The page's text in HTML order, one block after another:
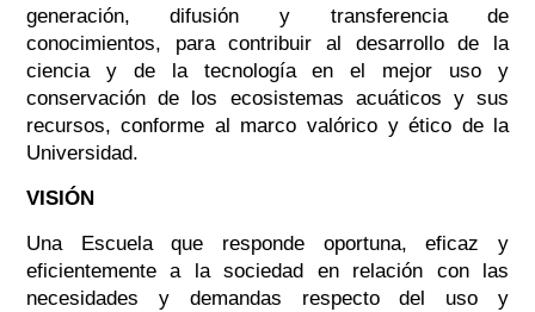
generación, difusión y transferencia de
conocimientos, para contribuir al desarrollo de la
ciencia y de la tecnología en el mejor uso y
conservación de los ecosistemas acuáticos y sus
recursos, conforme al marco valórico y ético de la
Universidad.
VISIÓN
Una Escuela que responde oportuna, eficaz y
eficientemente a la sociedad en relación con las
necesidades y demandas respecto del uso y